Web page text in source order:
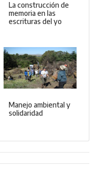
La construcción de
memoria en las
escrituras del yo
Manejo ambiental y
solidaridad